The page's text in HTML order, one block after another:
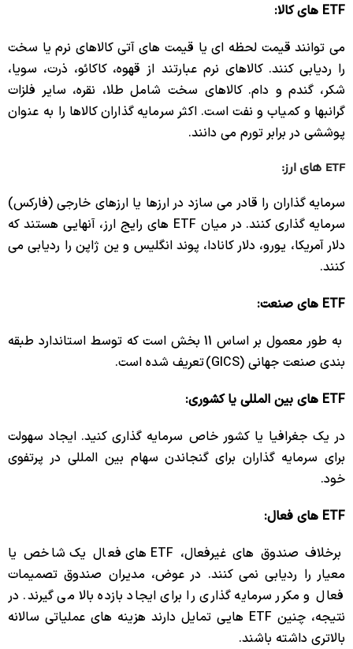
ETF های کالا:
می توانند قیمت لحظه ای یا قیمت های آتی کالاهای نرم یا سخت
را ردیابی کنند. کالاهای نرم عبارتند از قهوه، کاکائو، ذرت، سویا،
شکر، گندم و دام. کالاهای سخت شامل طلا، نقره، سایر فلزات
گرانبها و کمیاب و نفت است. اکثر سرمایه گذاران کالاها را به عنوان
پوششی در برابر تورم می دانند.
ETF های ارز:
سرمایه گذاران را قادر می سازد در ارزها یا ارزهای خارجی (فارکس)
سرمایه گذاری کنند. در میان ETF های رایج ارز، آنهایی هستند که
دلار آمریکا، یورو، دلار کانادا، پوند انگلیس و ین ژاپن را ردیابی می
کنند.
ETF های صنعت:
به طور معمول بر اساس 11 بخش است که توسط استاندارد طبقه
بندی صنعت جهانی (GICS) تعریف شده است.
ETF های بین المللی یا کشوری:
در یک جغرافیا یا کشور خاص سرمایه گذاری کنید. ایجاد سهولت
برای سرمایه گذاران برای گنجاندن سهام بین المللی در پرتفوی
خود.
ETF های فعال:
برخلاف صندوق های غیرفعال، ETF های فعال یک شاخص یا
معیار را ردیابی نمی کنند. در عوض، مدیران صندوق تصمیمات
فعال و مکرر سرمایه گذاری را برای ایجاد بازده بالا می گیرند. در
نتیجه، چنین ETF هایی تمایل دارند هزینه های عملیاتی سالانه
بالاتری داشته باشند.